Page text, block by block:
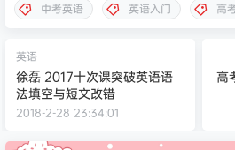
中考英语 英语入门 高
英语
徐磊 2017十次课突破英语语
法填空与短文改错
2018-2-28 23:34:01
高